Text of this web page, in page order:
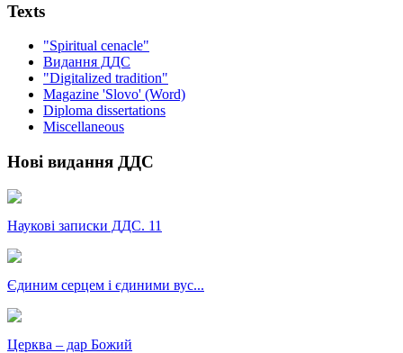
Texts
"Spiritual cenacle"
Видання ДДС
"Digitalized tradition"
Magazine 'Slovo' (Word)
Diploma dissertations
Miscellaneous
Нові видання ДДС
Наукові записки ДДС. 11
Єдиним серцем і єдиними вус...
Церква – дар Божий